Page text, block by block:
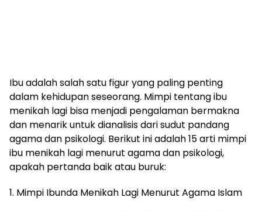
Ibu adalah salah satu figur yang paling penting
dalam kehidupan seseorang. Mimpi tentang ibu
menikah lagi bisa menjadi pengalaman bermakna
dan menarik untuk dianalisis dari sudut pandang
agama dan psikologi. Berikut ini adalah 15 arti mimpi
ibu menikah lagi menurut agama dan psikologi,
apakah pertanda baik atau buruk:
1. Mimpi Ibunda Menikah Lagi Menurut Agama Islam